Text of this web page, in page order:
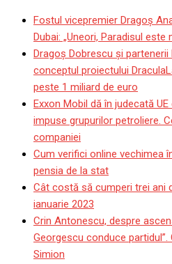
Fostul vicepremier Dragoș
Dubai: „Uneori, Paradisul
Dragoş Dobrescu şi
conceptul proiectului
peste 1 miliard de euro
Exxon Mobil dă în judecată
impuse grupurilor petroliere.
companiei
Cum verifici online vechimea
pensia de la stat
Cât costă să cumperi trei ani
ianuarie 2023
Crin Antonescu, despre
Georgescu conduce
Simion